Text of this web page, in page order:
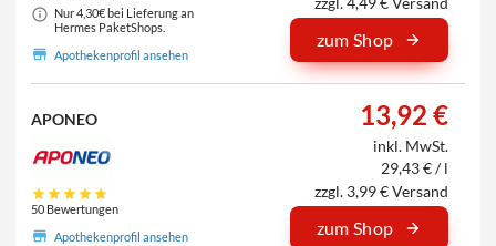
Nur 4,30€ bei Lieferung an
Hermes PaketShops.
Apothekenprofil ansehen
zum Shop
APONEO
50 Bewertungen
Apothekenprofil ansehen
13,92 €
inkl. MwSt.
29,43 € / l
zzgl. 3,99 € Versand
zum Shop